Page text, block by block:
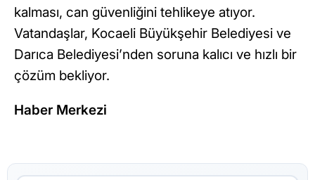
kalması, can güvenliğini tehlikeye atıyor.
Vatandaşlar, Kocaeli Büyükşehir Belediyesi ve
Darıca Belediyesi’nden soruna kalıcı ve hızlı bir
çözüm bekliyor.
Haber Merkezi